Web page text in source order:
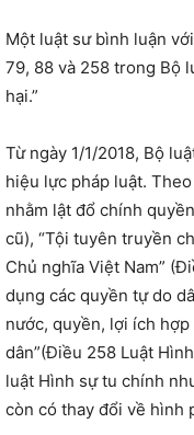
Một luật sư bình luận
79, 88 và 258 trong Bộ
hại.”
Từ ngày 1/1/2018, Bộ
hiệu lực pháp luật.
nhằm lật đổ chính
cũ), “Tội tuyên truyền
Chủ nghĩa Việt Nam”
dụng các quyền tự do
nước, quyền, lợi ích
dân”(Điều 258 Luật
luật Hình sự tu chính
còn có thay đổi về hình